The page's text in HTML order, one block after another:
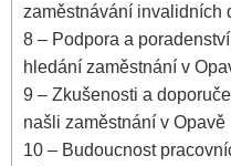
zaměstnávání invalidních
8 – Podpora a
hledání zaměstnání v
9 – Zkušenosti a
našli zaměstnání v Opavě
10 – Budoucnost